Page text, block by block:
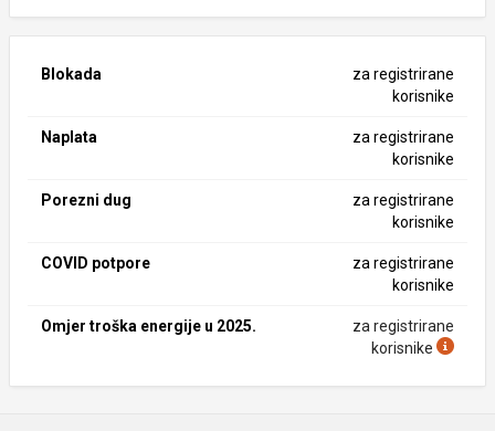
Blokada
za registrirane
korisnike
Naplata
za registrirane
korisnike
Porezni dug
za registrirane
korisnike
COVID potpore
za registrirane
korisnike
Omjer troška energije u 2025.
za registrirane
korisnike